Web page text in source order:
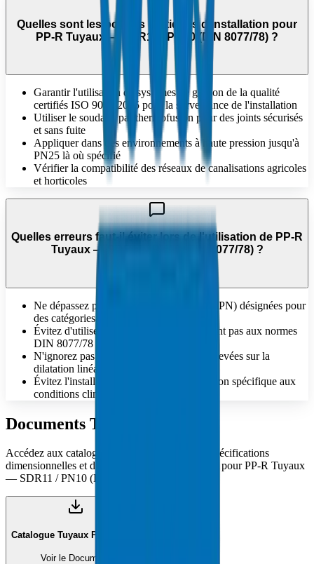
Quelles sont les bonnes pratiques d'installation pour
PP-R Tuyaux — SDR11 / PN10 (DIN 8077/78) ?
Garantir l'utilisation de systèmes de gestion de la qualité
certifiés ISO 9001:2015 pour la surveillance de l'installation
Utiliser le soudage par thermofusion pour des joints sécurisés
et sans fuite
Appliquer dans des environnements à haute pression jusqu'à
PN25 là où spécifié
Vérifier la compatibilité des réseaux de canalisations agricoles
et horticoles
Quelles erreurs faut-il éviter lors de l'utilisation de PP-R
Tuyaux — SDR11 / PN10 (DIN 8077/78) ?
Ne dépassez pas les pressions nominales (PN) désignées pour
des catégories SDR spécifiques.
Évitez d'utiliser des matériaux ne répondant pas aux normes
DIN 8077/78 pour l'eau potable.
N'ignorez pas l'impact des températures élevées sur la
dilatation linéaire
Évitez l'installation sans vérifier l'adéquation spécifique aux
conditions climatiques GCC
Documents Techniques
Accédez aux catalogues techniques complets, spécifications
dimensionnelles et documentation de conformité pour PP-R Tuyaux
— SDR11 / PN10 (DIN 8077/78).
Catalogue Tuyaux PP-R (PDF)
Voir le Document